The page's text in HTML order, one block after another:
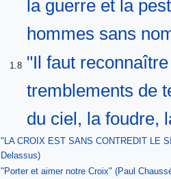
la guerre et la
hommes sans
1.8 "Il faut
tremblements de
du ciel, la foudre,
"LA CROIX EST SANS CONTREDIT LE
Delassus)
"Porter et aimer notre Croix" (Paul